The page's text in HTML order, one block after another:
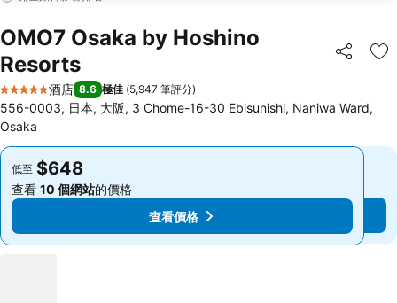
OMO7 Osaka by Hoshino
Resorts
分享 放
5 星級
酒店 8.6 極佳 (5,947 筆評分)
556-0003, 日本, 大阪, 3 Chome-16-30 Ebisunishi, Naniwa Ward,
Osaka
低至 $648
查看 10 個網站的價格
查看價格
低至 $648
查看 10 個網站的價格
查看價格